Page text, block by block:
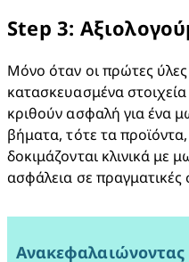
Step 3:
Μόνο όταν οι πρώτες
κατασκευασμένα
κριθούν ασφαλή για ένα
βήματα, τότε τα
δοκιμάζονται κλινικά με
ασφάλεια σε πραγματικές
Ανακεφαλαιώνοντας